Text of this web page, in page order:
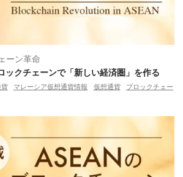
ーン革命
ックチェーンで「新しい経済圏」を作る
貨 マレーシア仮想通貨情報 仮想通貨
ブロックチェー